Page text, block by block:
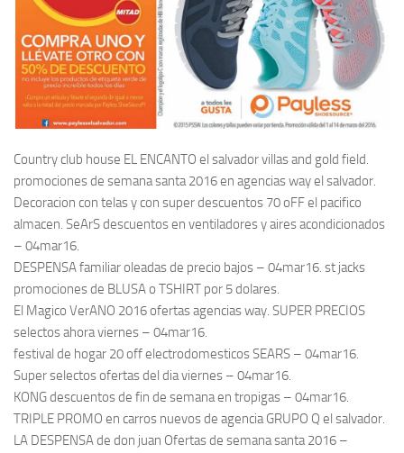
Country club house EL ENCANTO el salvador villas and gold field.
promociones de semana santa 2016 en agencias way el salvador.
Decoracion con telas y con super descuentos 70 oFF el pacifico
almacen. SeArS descuentos en ventiladores y aires acondicionados
– 04mar16.
DESPENSA familiar oleadas de precio bajos – 04mar16. st jacks
promociones de BLUSA o TSHIRT por 5 dolares.
El Magico VerANO 2016 ofertas agencias way. SUPER PRECIOS
selectos ahora viernes – 04mar16.
festival de hogar 20 off electrodomesticos SEARS – 04mar16.
Super selectos ofertas del dia viernes – 04mar16.
KONG descuentos de fin de semana en tropigas – 04mar16.
TRIPLE PROMO en carros nuevos de agencia GRUPO Q el salvador.
LA DESPENSA de don juan Ofertas de semana santa 2016 –